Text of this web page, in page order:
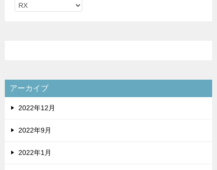
カ
アーカイブ
2022年12月
2022年9月
2022年1月